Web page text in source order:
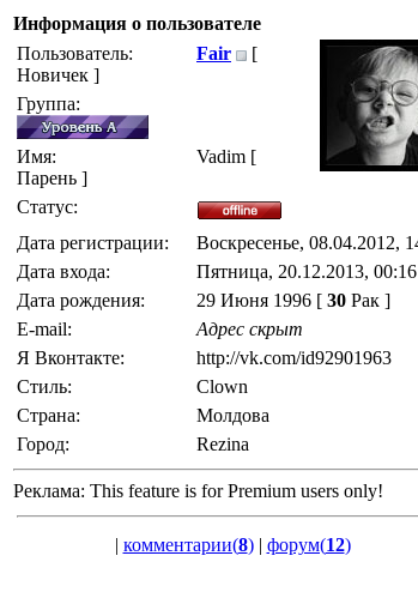
Информация о пользователе
Пользователь:
Fair
[
Новичек ]
Группа:
Имя:
Vadim [
Парень ]
Статус:
Дата регистрации:
Воскресенье, 08.04.2012,
Дата входа:
Пятница, 20.12.2013, 00:16
Дата рождения:
29 Июня 1996 [ 30 Рак ]
E-mail:
Адрес скрыт
Я Вконтакте:
http://vk.com/id92901963
Стиль:
Clown
Страна:
Молдова
Город:
Rezina
Реклама: This feature is for Premium users only!
| комментарии(8)| форум(12)